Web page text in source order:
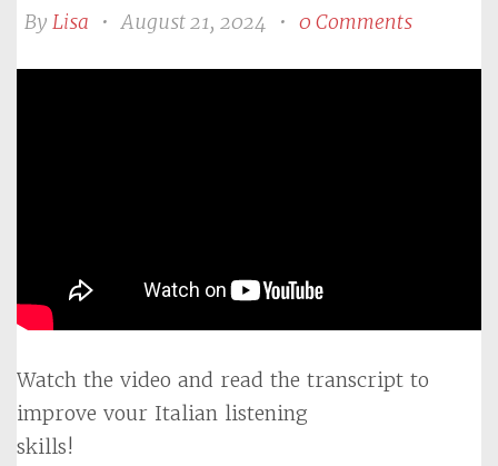
By Lisa • August 21, 2024 • 0 Comments
Watch the video and read the transcript to
improve vour Italian listening
skills!